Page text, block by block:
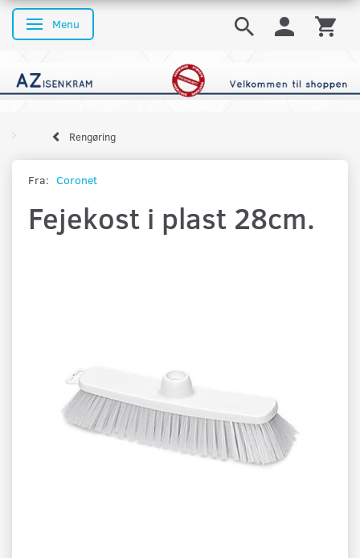
Skifte navigation
Menu
Rengøring
Fra: Coronet
Fejekost i plast 28cm.